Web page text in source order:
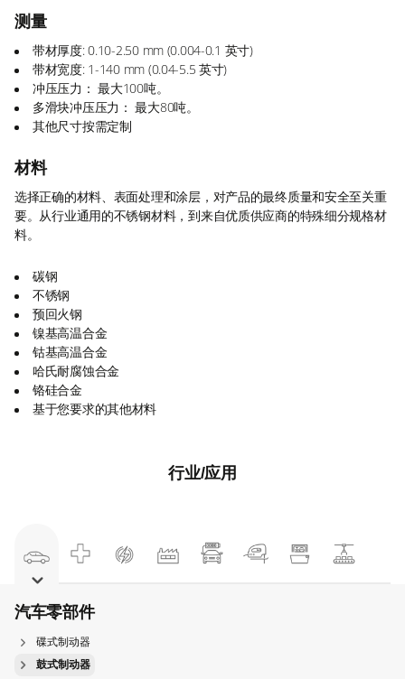
测量
带材厚度: 0.10-2.50 mm (0.004-0.1 英寸)
带材宽度: 1-140 mm (0.04-5.5 英寸)
冲压压力： 最大100吨。
多滑块冲压压力： 最大80吨。
其他尺寸按需定制
材料
选择正确的材料、表面处理和涂层，对产品的最终质量和安全至关重
要。从行业通用的不锈钢材料，到来自优质供应商的特殊细分规格材
料。
碳钢
不锈钢
预回火钢
镍基高温合金
钴基高温合金
哈氏耐腐蚀合金
铬硅合金
基于您要求的其他材料
行业/应用
汽车零部件
碟式制动器
鼓式制动器